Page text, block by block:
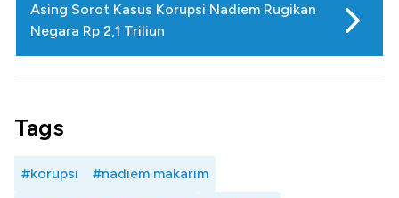
Asing Sorot Kasus Korupsi Nadiem Rugikan
Negara Rp 2,1 Triliun
Tags
#korupsi #nadiem makarim